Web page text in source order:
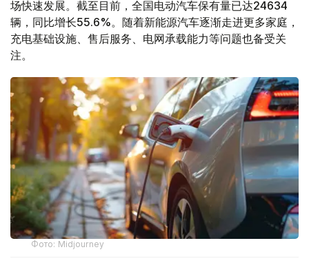
场快速发展。截至目前，全国电动汽车保有量已达24634
辆，同比增长55.6%。随着新能源汽车逐渐走进更多家庭，
充电基础设施、售后服务、电网承载能力等问题也备受关
注。
Фото: Midjourney